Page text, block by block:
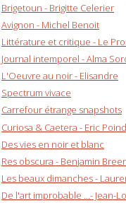
Brigetoun - Brigitte Celerier
Avignon - Michel Benoit
Littérature et critique - Le
Journal intemporel - Alma
L'Oeuvre au noir - Elisandre
Spectrum vivace
Carrefour étrange snapshots
Curiosa & Caetera - Eric
Des vies en noir et blanc
Res obscura - Benjamin
Les beaux dimanches -
De l'art improbable ...- Jean-